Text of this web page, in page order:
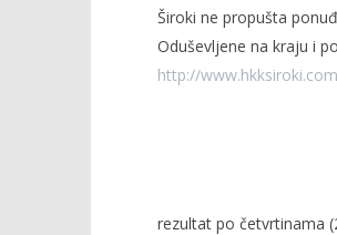
Široki ne propušta
Oduševljene na kraju i
http://
rezultat po četvrtinama